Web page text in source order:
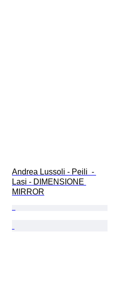
Andrea Lussoli - Peili  -
Lasi - DIMENSIONE
MIRROR